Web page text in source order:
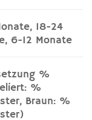
18-24
6-12 Monate
%
%
Braun: %